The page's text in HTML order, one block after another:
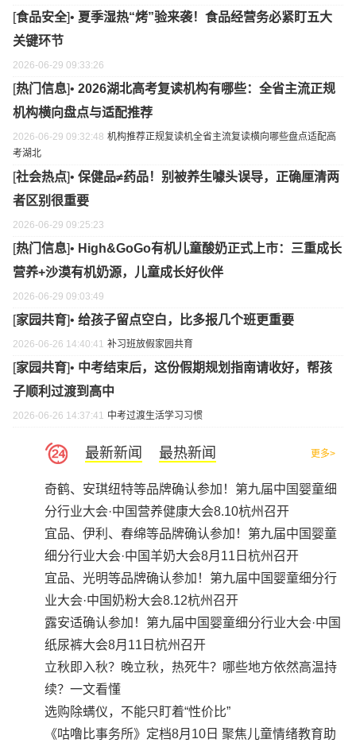
[食品安全]• 夏季湿热“烤”验来袭！食品经营务必紧盯五大
关键环节
2026-06-29 09:33:26
[热门信息]• 2026湖北高考复读机构有哪些：全省主流正规
机构横向盘点与适配推荐
2026-06-29 09:32:48 机构推荐正规复读机全省主流复读横向哪些盘点适配高
考湖北
[社会热点]• 保健品≠药品！别被养生噱头误导，正确厘清两
者区别很重要
2026-06-29 09:25:23
[热门信息]• High&GoGo有机儿童酸奶正式上市：三重成长
营养+沙漠有机奶源，儿童成长好伙伴
2026-06-29 09:03:49
[家园共育]• 给孩子留点空白，比多报几个班更重要
2026-06-26 14:40:41 补习班放假家园共育
[家园共育]• 中考结束后，这份假期规划指南请收好，帮孩
子顺利过渡到高中
2026-06-26 14:37:41 中考过渡生活学习习惯
最新新闻 最热新闻 更多>
奇鹤、安琪纽特等品牌确认参加！第九届中国婴童细
分行业大会·中国营养健康大会8.10杭州召开
宜品、伊利、春绵等品牌确认参加！第九届中国婴童
细分行业大会·中国羊奶大会8月11日杭州召开
宜品、光明等品牌确认参加！第九届中国婴童细分行
业大会·中国奶粉大会8.12杭州召开
露安适确认参加！第九届中国婴童细分行业大会·中国
纸尿裤大会8月11日杭州召开
立秋即入秋？晚立秋，热死牛？哪些地方依然高温持
续？一文看懂
选购除螨仪，不能只盯着“性价比”
《咕噜比事务所》定档8月10日 聚焦儿童情绪教育助